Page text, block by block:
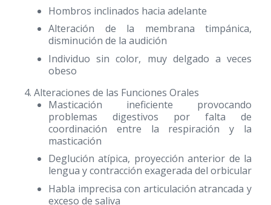
Hombros inclinados hacia adelante
Alteración de la membrana timpánica,
disminución de la audición
Individuo sin color, muy delgado a veces
obeso
Alteraciones de las Funciones Orales
Masticación ineficiente provocando
problemas digestivos por falta de
coordinación entre la respiración y la
masticación
Deglución atípica, proyección anterior de la
lengua y contracción exagerada del orbicular
Habla imprecisa con articulación atrancada y
exceso de saliva